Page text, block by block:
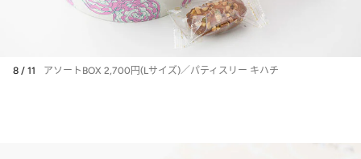
8 / 11 アソートBOX 2,700円(Lサイズ)／パティスリー キハチ